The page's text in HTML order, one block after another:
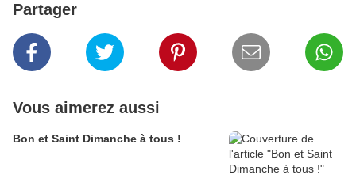
Partager
Vous aimerez aussi
Bon et Saint Dimanche à tous !